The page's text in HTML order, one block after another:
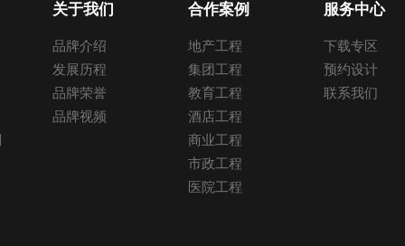
关于我们
品牌介绍
发展历程
品牌荣誉
品牌视频
合作案例
地产工程
集团工程
教育工程
酒店工程
商业工程
市政工程
医院工程
服务中心
下载专区
预约设计
联系我们